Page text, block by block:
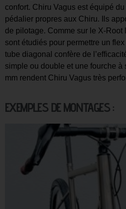
confort. Chiru Vagus est équipé
pédalier propres aux Chiru. Ils
de pilotage. Comme sur le X-Root
sont étudiés pour permettre un
tube diagonal confère de
simple ou double et une fourche à
mm rendent Chiru Vagus très
EXEMPLES DE MONTAGES :